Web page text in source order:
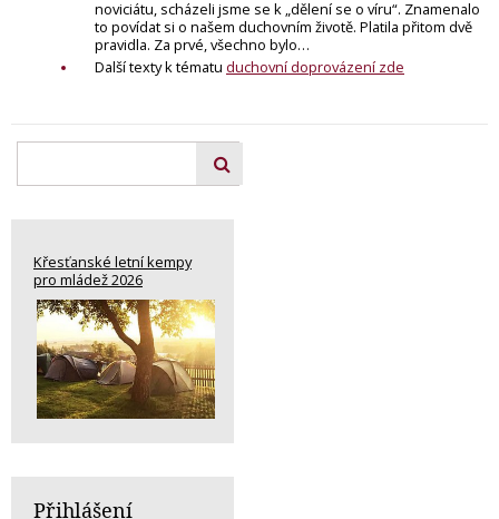
noviciátu, scházeli jsme se k „dělení se o víru“. Znamenalo
to povídat si o našem duchovním životě. Platila přitom dvě
pravidla. Za prvé, všechno bylo…
Další texty k tématu duchovní doprovázení zde
Křesťanské letní kempy
pro mládež 2026
Přihlášení